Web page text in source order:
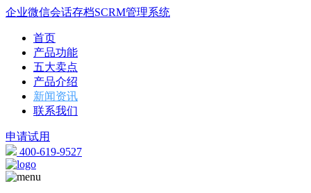
企业微信会话存档SCRM管理系统
首页
产品功能
五大卖点
产品介绍
新闻资讯
联系我们
申请试用
400-619-9527